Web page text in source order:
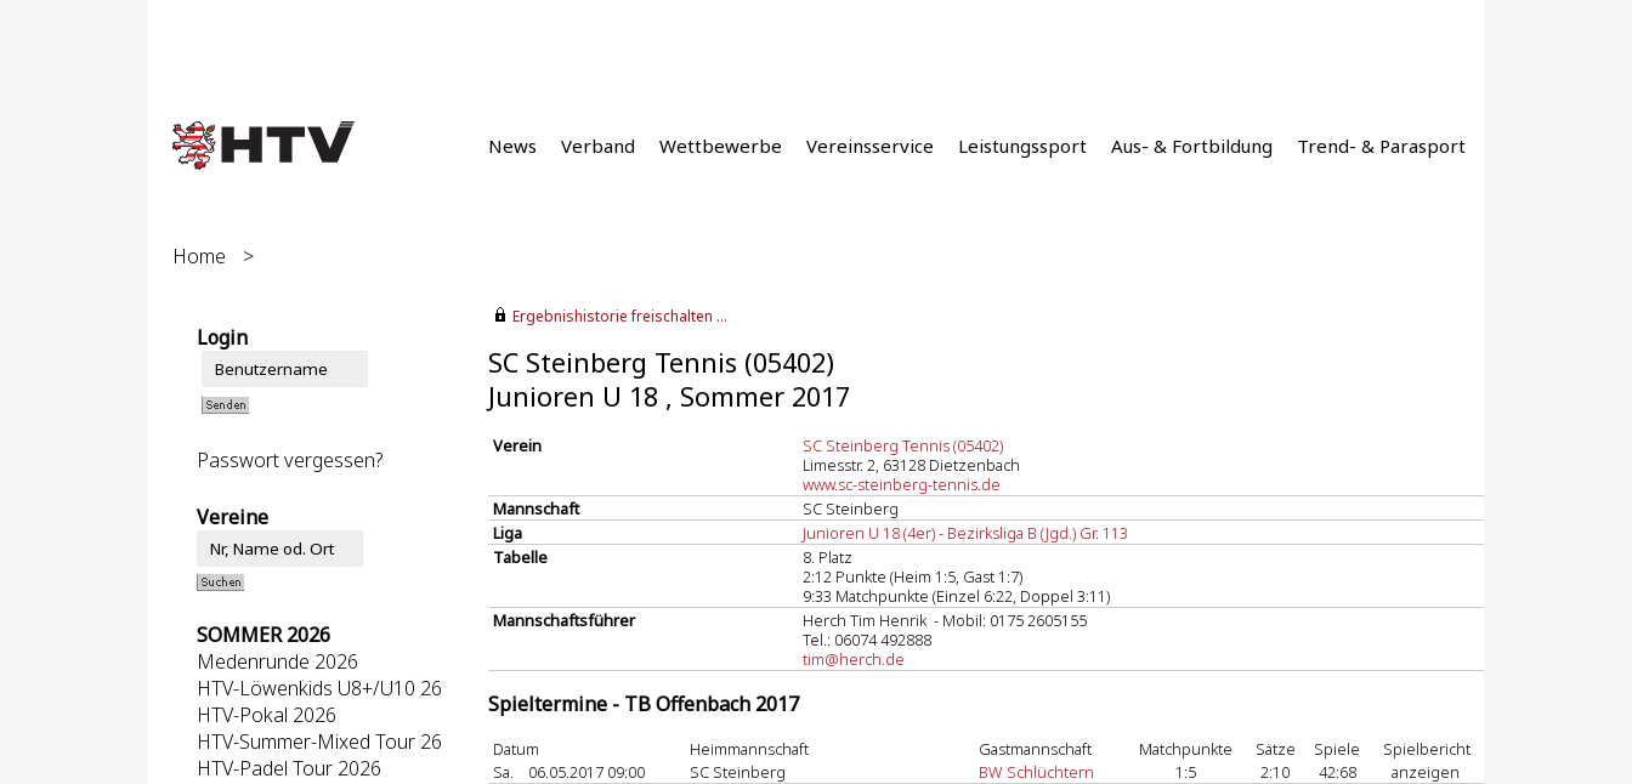
News Verband Wettbewerbe Vereinsservice Leistungssport Aus- & Fortbildung Trend- & Parasport
Home >
Login
Passwort vergessen?
Vereine
SOMMER 2026
Medenrunde 2026
HTV-Löwenkids U8+/U10 26
HTV-Pokal 2026
HTV-Summer-Mixed Tour 26
HTV-Padel Tour 2026
Ergebnishistorie freischalten ...
SC Steinberg Tennis (05402)
Junioren U 18 , Sommer 2017
Verein
SC Steinberg Tennis (05402)
Limesstr. 2, 63128 Dietzenbach
www.sc-steinberg-tennis.de
Mannschaft
SC Steinberg
Liga
Junioren U 18 (4er) - Bezirksliga B (Jgd.) Gr. 113
Tabelle
8. Platz
2:12 Punkte (Heim 1:5, Gast 1:7)
9:33 Matchpunkte (Einzel 6:22, Doppel 3:11)
Mannschaftsführer
Herch Tim Henrik - Mobil: 0175 2605155
Tel.: 06074 492888
tim@herch.de
Spieltermine - TB Offenbach 2017
Datum Heimmannschaft Gastmannschaft Matchpunkte Sätze Spiele
Spielbericht
Sa.
06.05.2017 09:00 SC Steinberg BW Schlüchtern 1:5 2:10 42:68
anzeigen